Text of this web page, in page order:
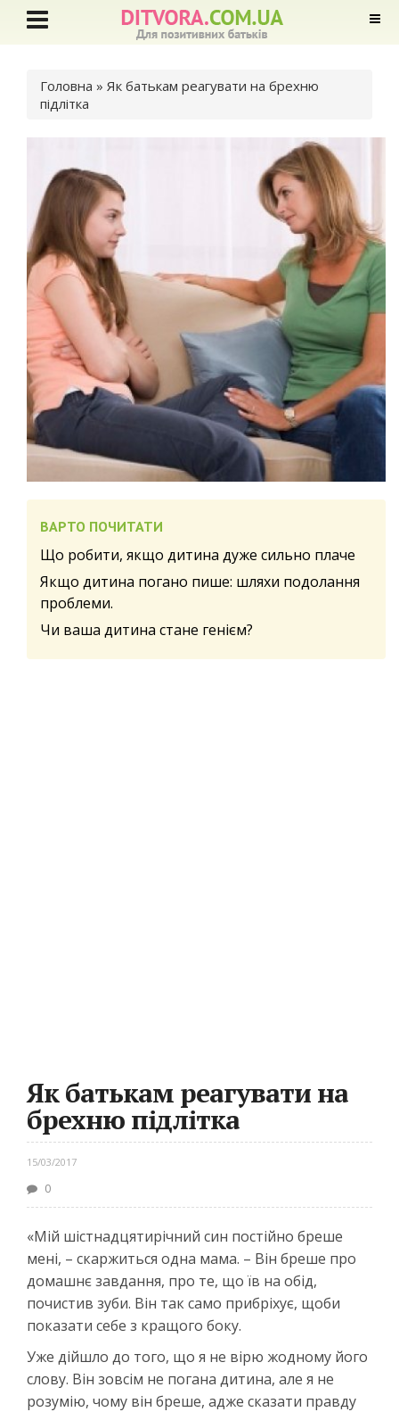
Ви є тут
Головна » Як батькам реагувати на брехню
підлітка
ВАРТО ПОЧИТАТИ
Що робити, якщо дитина дуже сильно плаче
Якщо дитина погано пише: шляхи подолання
проблеми.
Чи ваша дитина стане генієм?
Як батькам реагувати на
брехню підлітка
15/03/2017
0
«Мій шістнадцятирічний син постійно бреше
мені, – скаржиться одна мама. – Він бреше про
домашнє завдання, про те, що їв на обід,
почистив зуби. Він так само прибріхує, щоби
показати себе з кращого боку.
Уже дійшло до того, що я не вірю жодному його
слову. Він зовсім не погана дитина, але я не
розумію, чому він бреше, адже сказати правду